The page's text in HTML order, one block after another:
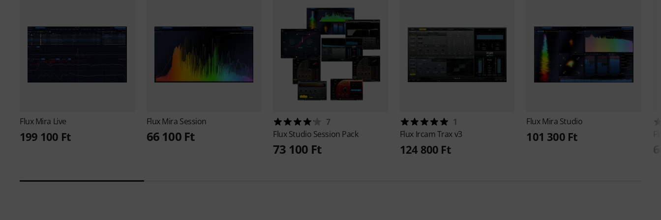
FluxMira Live
199 100 Ft
FluxMira Session
66 100 Ft
7
FluxStudio Session Pack
73 100 Ft
1
Flux Ircam Trax v3
124 800 Ft
FluxMira Studio
101 300 Ft